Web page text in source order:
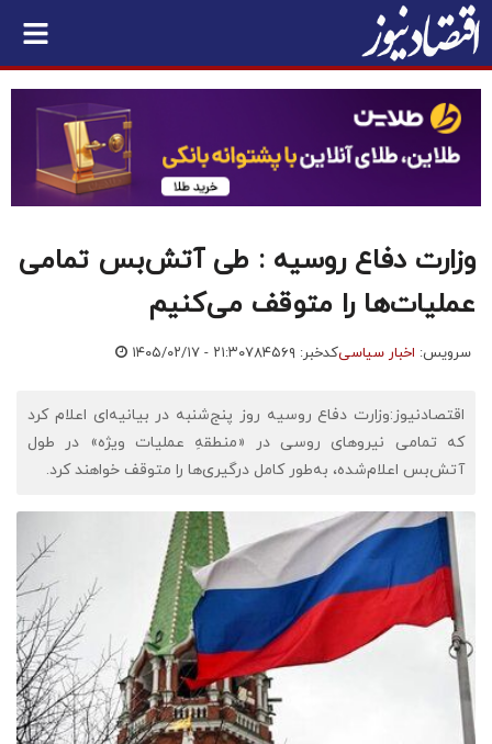
وزارت دفاع روسیه : طی آتش‌بس تمامی
عملیات‌ها را متوقف می‌کنیم
سرویس: اخبار سیاسیکدخبر: ۷۸۴۵۶۹ ۱۴۰۵/۰۲/۱۷ - ۲۱:۳۰
اقتصادنیوز:وزارت دفاع روسیه روز پنج‌شنبه در بیانیه‌ای اعلام کرد
که تمامی نیروهای روسی در «منطقهِ عملیات ویژه» در طول
آتش‌بس اعلام‌شده، به‌طور کامل درگیری‌ها را متوقف خواهند کرد.